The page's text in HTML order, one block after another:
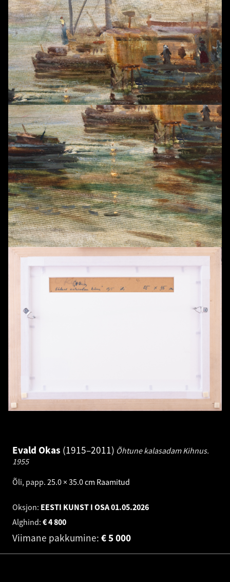
Evald Okas 1915–2011 Õhtune kalasadam Kihnus.
1955
Õli, papp. 25.0 × 35.0 cm Raamitud
Oksjon: EESTI KUNST I OSA01.05.2026
Alghind:
4 800
€
Viimane pakkumine: 5 000
€